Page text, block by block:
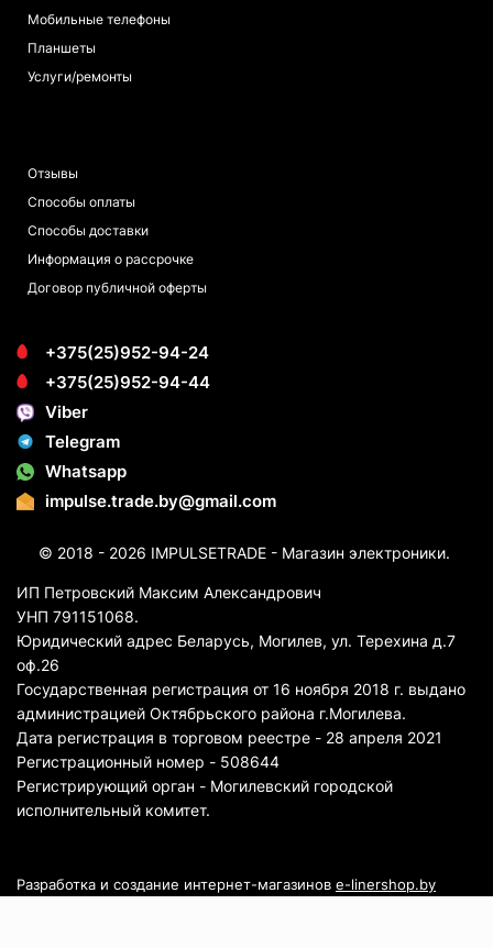
Мобильные телефоны
Планшеты
Услуги/ремонты
Отзывы
Способы оплаты
Способы доставки
Информация о рассрочке
Договор публичной оферты
+375(25)952-94-24
+375(25)952-94-44
Viber
Telegram
Whatsapp
impulse.trade.by@gmail.com
© 2018 - 2026 IMPULSETRADE - Магазин электроники.
ИП Петровский Максим Александрович
УНП 791151068.
Юридический адрес Беларусь, Могилев, ул. Терехина д.7
оф.26
Государственная регистрация от 16 ноября 2018 г. выдано
администрацией Октябрьского района г.Могилева.
Дата регистрация в торговом реестре - 28 апреля 2021
Регистрационный номер - 508644
Регистрирующий орган - Могилевский городской
исполнительный комитет.
Разработка и создание интернет-магазинов e-linershop.by